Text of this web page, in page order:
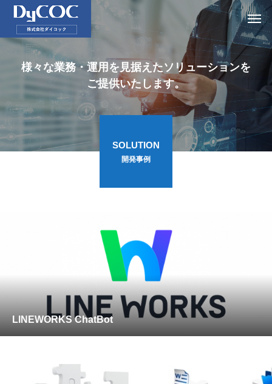
様々な業務・運用を見据えたソリューションを
ご提供いたします。
SOLUTION
開発事例
LINEWORKS ChatBot